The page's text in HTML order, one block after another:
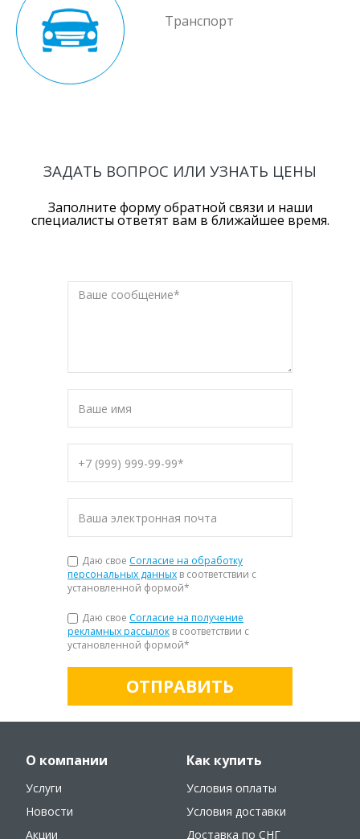
Транспорт
ЗАДАТЬ ВОПРОС ИЛИ УЗНАТЬ ЦЕНЫ
Заполните форму обратной связи и наши
специалисты ответят вам в ближайшее время.
Даю свое Согласие на обработку
персональных данных в соответствии с
установленной формой*
Даю свое Согласие на получение
рекламных рассылок в соответствии с
установленной формой*
ОТПРАВИТЬ
О компании
Услуги
Новости
Акции
Как купить
Условия оплаты
Условия доставки
Доставка по СНГ